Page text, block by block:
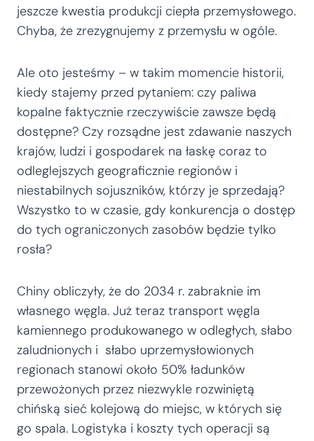
jeszcze kwestia produkcji ciepła przemysłowego.
Chyba, że zrezygnujemy z przemysłu w ogóle.
Ale oto jesteśmy – w takim momencie historii,
kiedy stajemy przed pytaniem: czy paliwa
kopalne faktycznie rzeczywiście zawsze będą
dostępne? Czy rozsądne jest zdawanie naszych
krajów, ludzi i gospodarek na łaskę coraz to
odleglejszych geograficznie regionów i
niestabilnych sojuszników, którzy je sprzedają?
Wszystko to w czasie, gdy konkurencja o dostęp
do tych ograniczonych zasobów będzie tylko
rosła?
Chiny obliczyły, że do 2034 r. zabraknie im
własnego węgla. Już teraz transport węgla
kamiennego produkowanego w odległych, słabo
zaludnionych i słabo uprzemysłowionych
regionach stanowi około 50% ładunków
przewożonych przez niezwykle rozwiniętą
chińską sieć kolejową do miejsc, w których się
go spala. Logistyka i koszty tych operacji są